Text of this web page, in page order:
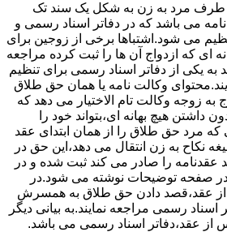
طرف مرد به زن به شکل یک سند تک
می باشد که در دفاتر اسناد رسمی و
می شود.اشتباها برخی از زوجین برای
ای که ازدواج آن ها را ثبت کرده مراجعه
به یکی از دفاتر اسناد رسمی برای تنظیم
وکالت نامه یا همان حق طلاق
به زوجه وکالت تام الاختیار می دهد که
داشتن هیچ بهانه ای،بتواند خود را
که مرد حق طلاق را از همان ابتدای عقد
نکاح به زن انتقال می دهد،این حق در
عقدنامه را صادر می کند ثبت شده و در
صفحه توضیحات نوشته می شود.در
از عقد،قصد دادن حق طلاق به همسرش
اسناد رسمی مراجعه نمایند.به بیانی دیگر
عقد،دفاتر اسناد رسمی می باشد.